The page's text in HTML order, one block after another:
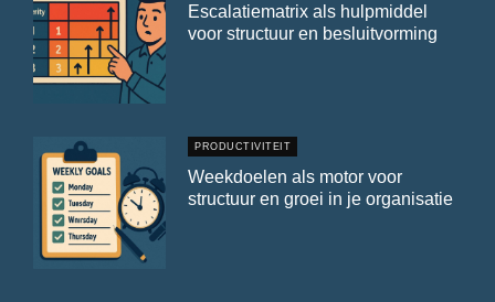
Escalatiematrix als hulpmiddel
voor structuur en besluitvorming
PRODUCTIVITEIT
Weekdoelen als motor voor
structuur en groei in je organisatie